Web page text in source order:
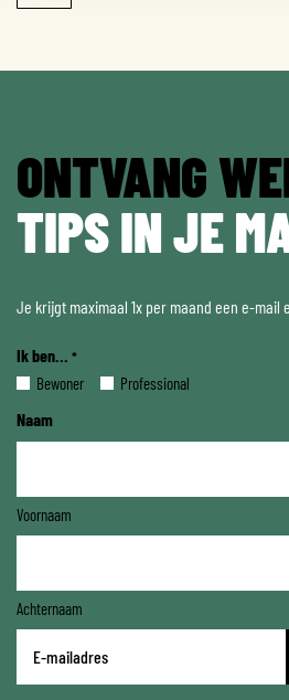
ONTVANG
TIPS IN JE
Je krijgt maximaal 1x per maand een e-mail
Ik ben... *
Bewoner Professional
Naam
Voornaam
Achternaam
mailadres